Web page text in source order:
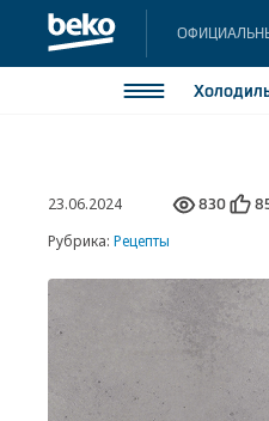
Стиральные и
Встраиваемая техника
Малая бытовая техника
23.06.2024 830
Рубрика: Рецепты